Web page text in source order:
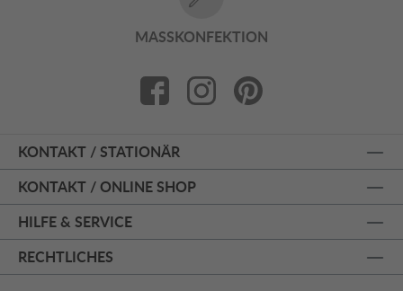
MASSKONFEKTION
KONTAKT / STATIONÄR
KONTAKT / ONLINE SHOP
HILFE & SERVICE
RECHTLICHES